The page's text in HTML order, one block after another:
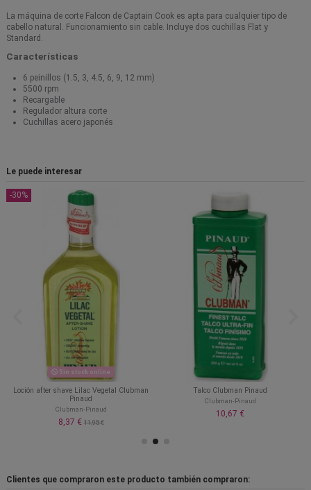
La máquina de corte Falcon de Captain Cook es apta para cualquier tipo de
cabello natural. Funcionamiento sin cable. Incluye dos cuchillas Flat y
Standard.
Características
6 peinillos (1.5, 3, 4.5, 6, 9, 12 mm)
5500 rpm
Recargable
Regulador altura corte
Cuchillas acero japonés
Le puede interesar
-30%
Sin stock online
Loción after shave Lilac Vegetal Clubman
Pinaud
Clubman-Pinaud
8,37 €11,95 €
Talco Clubman Pinaud
Clubman-Pinaud
10,67 €
Clientes que compraron este producto también compraron: